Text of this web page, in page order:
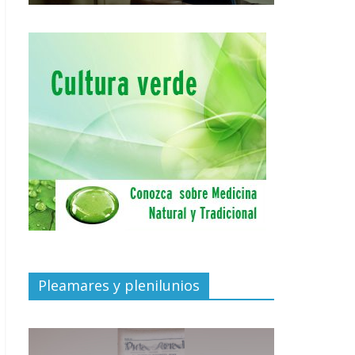
Pleamares y plenilunios